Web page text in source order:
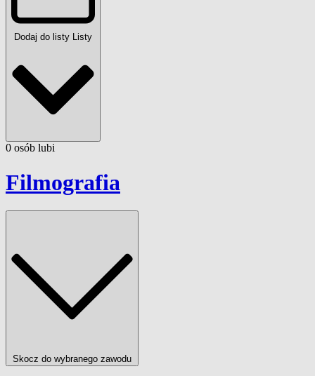
Dodaj do listy Listy
0 osób lubi
Filmografia
Skocz do wybranego zawodu